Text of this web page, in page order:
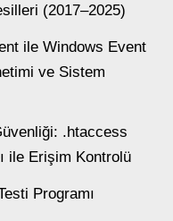
(2017–2025)
ile Windows Event
ve Sistem
.htaccess
ile Erişim Kontrolü
Programı